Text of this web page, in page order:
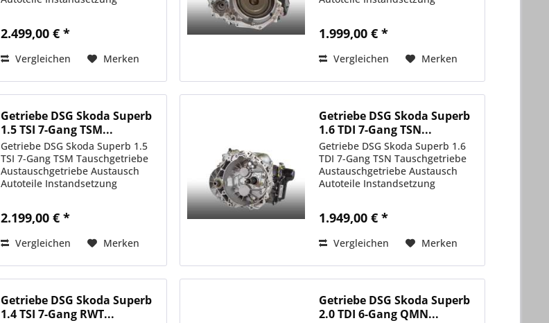
2.499,00 € *
Vergleichen Merken
1.999,00 € *
Vergleichen Merken
Getriebe DSG Skoda Superb
1.5 TSI 7-Gang TSM...
Getriebe DSG Skoda Superb 1.5
TSI 7-Gang TSM Tauschgetriebe
Austauschgetriebe Austausch
Autoteile Instandsetzung
2.199,00 € *
Vergleichen Merken
Getriebe DSG Skoda Superb
1.6 TDI 7-Gang TSN...
Getriebe DSG Skoda Superb 1.6
TDI 7-Gang TSN Tauschgetriebe
Austauschgetriebe Austausch
Autoteile Instandsetzung
1.949,00 € *
Vergleichen Merken
Getriebe DSG Skoda Superb
1.4 TSI 7-Gang RWT...
Getriebe DSG Skoda Superb
2.0 TDI 6-Gang QMN...